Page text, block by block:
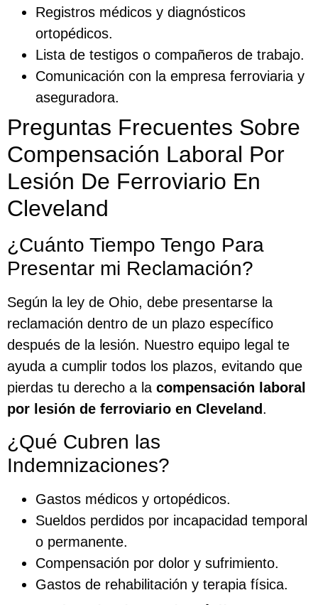
Registros médicos y diagnósticos
ortopédicos.
Lista de testigos o compañeros de trabajo.
Comunicación con la empresa ferroviaria y
aseguradora.
Preguntas Frecuentes Sobre
Compensación Laboral Por
Lesión De Ferroviario En
Cleveland
¿Cuánto Tiempo Tengo Para
Presentar mi Reclamación?
Según la ley de Ohio, debe presentarse la
reclamación dentro de un plazo específico
después de la lesión. Nuestro equipo legal te
ayuda a cumplir todos los plazos, evitando que
pierdas tu derecho a la compensación laboral
por lesión de ferroviario en Cleveland.
¿Qué Cubren las
Indemnizaciones?
Gastos médicos y ortopédicos.
Sueldos perdidos por incapacidad temporal
o permanente.
Compensación por dolor y sufrimiento.
Gastos de rehabilitación y terapia física.